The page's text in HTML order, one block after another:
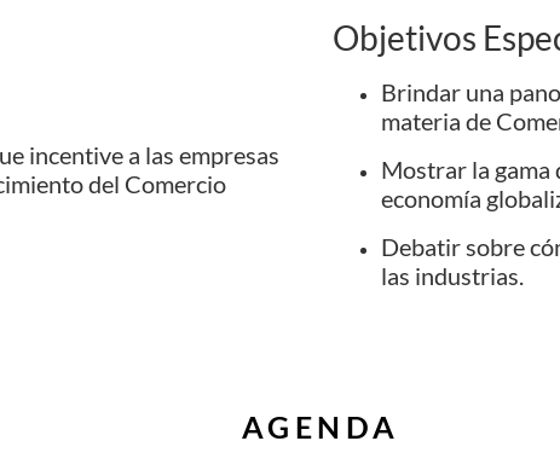
incentive a las empresas
del Comercio
Objetivos
Brindar una
materia de
Mostrar la gama
economía
Debatir sobre
las industrias.
AGENDA